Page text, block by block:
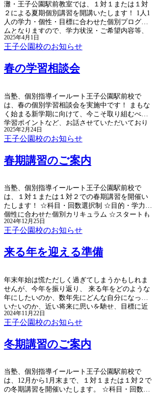
灘・王子公園駅前教室では、１対１または１対
２による夏期個別講習を開講いたします！ 1人1
人の学力・個性・目標に合わせた個別プログラ
ムとなりますので、学力状況・ご希望内容等、
事前に詳しくお伺いいたします。 中学受験・高
校受験・大学受験、すべてに実績多数のイール
め細やかに指導サポート！ 受験対策、学校定期
試験対策、苦手科目克服、資格試験対策などな
キャンペーン／ ☆６月中のお申込で、早期お申
込特典あり（受講料10％オフ）！ ☆本科同時お
申込で、夏期講習４回無料！ ☆本科入塾で、入
塾金無料！ ☆夏期テキスト無料進呈！ ☆ご紹介
入塾特典あり！
2025年4月1日
王子公園校のお知らせ
春の学習相談会
当塾、個別指導イールート王子公園駅前校で
は、春の個別学習相談会を実施中です！ まもな
く始まる新学期に向けて、今こそ取り組むべき
学習ポイントなど、お話させていただいており
ます。 １学期は勉強の習慣を徹底的につけまし
ょう。
2025年2月24日
王子公園校のお知らせ
春期講習のご案内
当塾、個別指導イールート王子公園駅前校で
は、１対１または１対２での春期講習を開催い
たします！ ☆科目・回数選択制 ☆目的・学力・
個性に合わせた個別カリキュラム ☆スタートも
スケジュールも個別にプランニング ☆各種受講
特典もございます
2024年12月25日
王子公園校のお知らせ
来る年を迎える準備
年末年始は慌ただしく過ぎてしまうかもしれま
せんが、今年を振り返り、 来る年をどのような
年にしたいのか、数年先にどんな自分になって
いたいのか、近い将来に思いを馳せ、目標に近
づくための歩みを進めていきましょう。
2024年11月22日
王子公園校のお知らせ
冬期講習のご案内
当塾、個別指導イールート王子公園駅前校で
は、12月から1月末まで、１対１または１対２で
の冬期講習を開催いたします。 ☆科目・回数選